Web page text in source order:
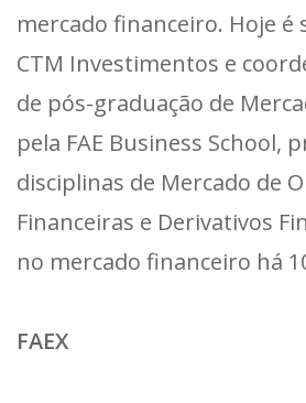
mercado financeiro. Hoje é
CTM Investimentos e
de pós-graduação de
pela FAE Business School,
disciplinas de Mercado de
Financeiras e Derivativos
no mercado financeiro há
FAEX